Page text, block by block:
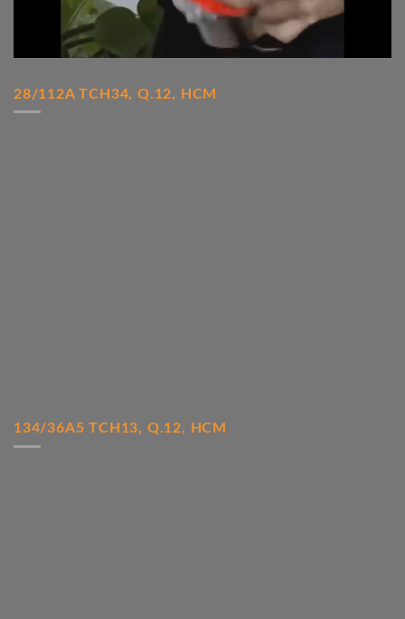
28/112A TCH34, Q.12, HCM
134/36A5 TCH13, Q.12, HCM